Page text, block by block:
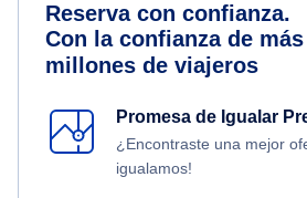
Reserva con confianza.
Con la confianza de
millones de viajeros
Promesa de Igualar
¿Encontraste una mejor
igualamos!